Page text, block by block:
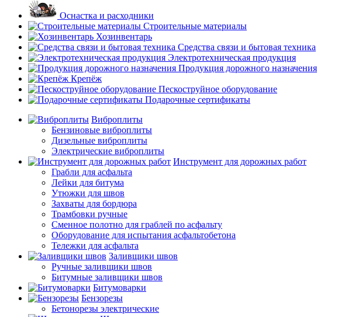
Оснастка и расходники
Строительные материалы
Хозинвентарь
Средства связи и бытовая техника
Электротехническая продукция
Продукция дорожного назначения
Крепёж
Пескоструйное оборудование
Подарочные сертификаты
Виброплиты
Бензиновые виброплиты
Дизельные виброплиты
Электрические виброплиты
Инструмент для дорожных работ
Грабли для асфальта
Лейки для битума
Утюжки для швов
Захваты для бордюра
Трамбовки ручные
Сменное полотно для граблей по асфальту
Оборудование для испытания асфальтобетона
Тележки для асфальта
Заливщики швов
Ручные заливщики швов
Битумные заливщики швов
Битумоварки
Бензорезы
Бетонорезы электрические